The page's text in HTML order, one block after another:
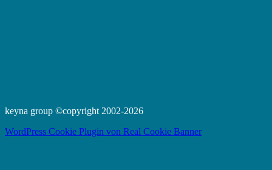
keyna group ©copyright 2002-2026
WordPress Cookie Plugin von Real Cookie Banner